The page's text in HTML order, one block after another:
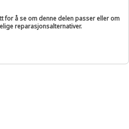
for å se om denne delen passer eller om
reparasjonsalternativer.